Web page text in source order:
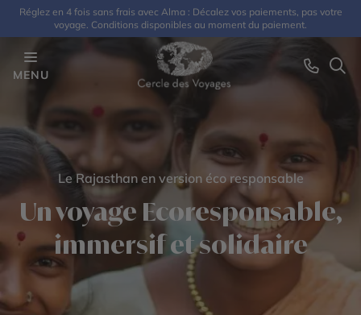
Réglez en 4 fois sans frais avec Alma : Décalez vos paiements, pas votre
voyage. Conditions disponibles au moment du paiement.
MENU
Le Rajasthan en version éco responsable
Un voyage Ecoresponsable,
immersif et solidaire